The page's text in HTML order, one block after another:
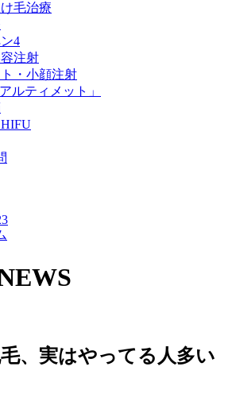
毛治療
4
注射
・小顔注射
ルティメット」
、実はやってる人多い